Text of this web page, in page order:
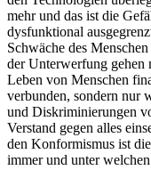
mehr und das ist die
dysfunktional
Schwäche des
der Unterwerfung gehen
Leben von Menschen
verbunden, sondern nur
und Diskriminierungen
Verstand gegen alles
den Konformismus ist
immer und unter